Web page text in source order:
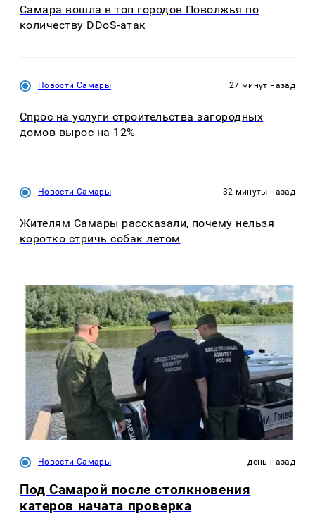
Самара вошла в топ городов Поволжья по
количеству DDoS-атак
Новости Самары 27 минут назад
Спрос на услуги строительства загородных
домов вырос на 12%
Новости Самары 32 минуты назад
Жителям Самары рассказали, почему нельзя
коротко стричь собак летом
Новости Самары день назад
Под Самарой после столкновения
катеров начата проверка